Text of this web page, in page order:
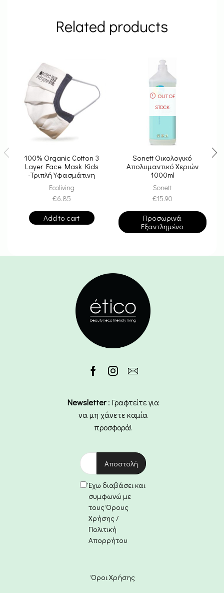
Related products
100% Organic Cotton 3
Layer Face Mask Kids
-Τριπλή Υφασμάτινη
Μάσκα Παιδική
Ecoliving
€6.85
Add to cart
OUT OF
STOCK
Sonett Οικολογικό
Απολυμαντικό Χεριών
1000ml
Sonett
€15.90
Προσωρινά
Εξαντλημένο
Newsletter: Γραφτείτε για
να μη χάνετε καμία
προσφορά!
Έχω διαβάσει και
συμφωνώ με
τους Όρους
Χρήσης /
Πολιτική
Απορρήτου
Όροι Χρήσης